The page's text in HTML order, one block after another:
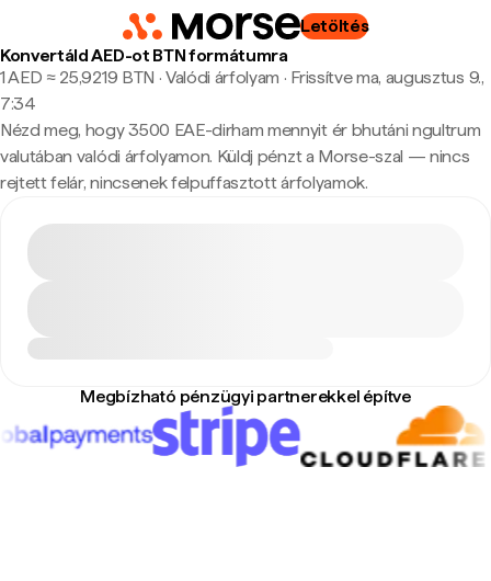
Letöltés
Konvertáld AED-ot BTN formátumra
1 AED ≈ 25,9219 BTN · Valódi árfolyam · Frissítve ma, augusztus 9.,
7:34
Nézd meg, hogy 3500 EAE-dirham mennyit ér bhutáni ngultrum
valutában valódi árfolyamon. Küldj pénzt a Morse-szal — nincs
rejtett felár, nincsenek felpuffasztott árfolyamok.
Megbízható pénzügyi partnerekkel építve